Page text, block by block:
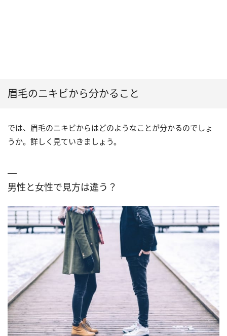
眉毛のニキビから分かること
では、眉毛のニキビからはどのようなことが分かるのでしょ
うか。詳しく見ていきましょう。
男性と女性で見方は違う？